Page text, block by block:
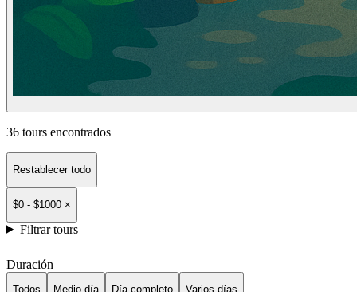
36 tours encontrados
Restablecer todo
$0 - $1000 ×
Filtrar tours
Duración
Todos Medio día Día completo Varios días